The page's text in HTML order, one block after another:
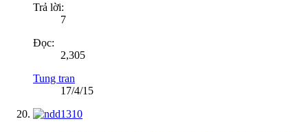
Trả lời:
7
Đọc:
2,305
Tung tran
17/4/15